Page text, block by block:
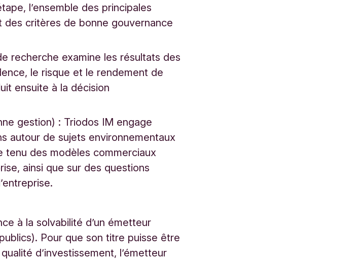
l’ensemble des principales
des critères de bonne gouvernance
recherche examine les résultats des
le risque et le rendement de
ensuite à la décision
gestion) : Triodos IM engage
autour de sujets environnementaux
des modèles commerciaux
ainsi que sur des questions
à la solvabilité d’un émetteur
Pour que son titre puisse être
d’investissement, l’émetteur